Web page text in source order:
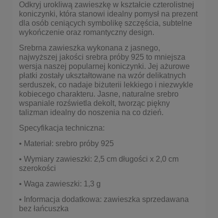
Odkryj urokliwą zawieszkę w kształcie czterolistnej
koniczynki, która stanowi idealny pomysł na prezent
dla osób ceniących symbolikę szczęścia, subtelne
wykończenie oraz romantyczny design.
Srebrna zawieszka wykonana z jasnego,
najwyższej jakości srebra próby 925 to mniejsza
wersja naszej popularnej koniczynki. Jej ażurowe
płatki zostały ukształtowane na wzór delikatnych
serduszek, co nadaje biżuterii lekkiego i niezwykle
kobiecego charakteru. Jasne, naturalne srebro
wspaniale rozświetla dekolt, tworząc piękny
talizman idealny do noszenia na co dzień.
Specyfikacja techniczna:
• Materiał: srebro próby 925
• Wymiary zawieszki: 2,5 cm długości x 2,0 cm
szerokości
• Waga zawieszki: 1,3 g
• Informacja dodatkowa: zawieszka sprzedawana
bez łańcuszka